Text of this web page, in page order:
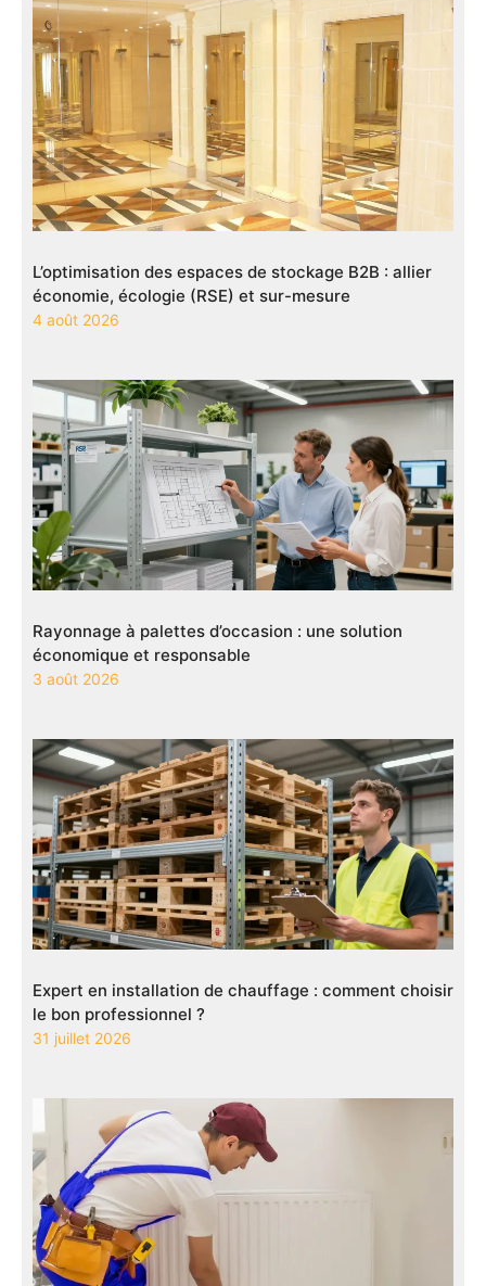
L’optimisation des espaces de stockage B2B : allier
économie, écologie (RSE) et sur-mesure
4 août 2026
Rayonnage à palettes d’occasion : une solution
économique et responsable
3 août 2026
Expert en installation de chauffage : comment choisir
le bon professionnel ?
31 juillet 2026